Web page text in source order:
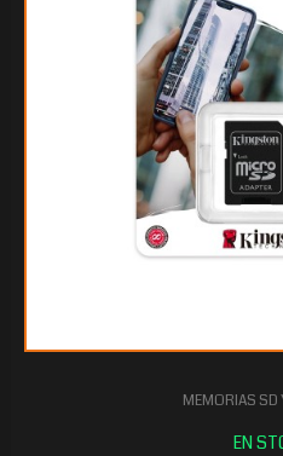
MEMORIAS SD